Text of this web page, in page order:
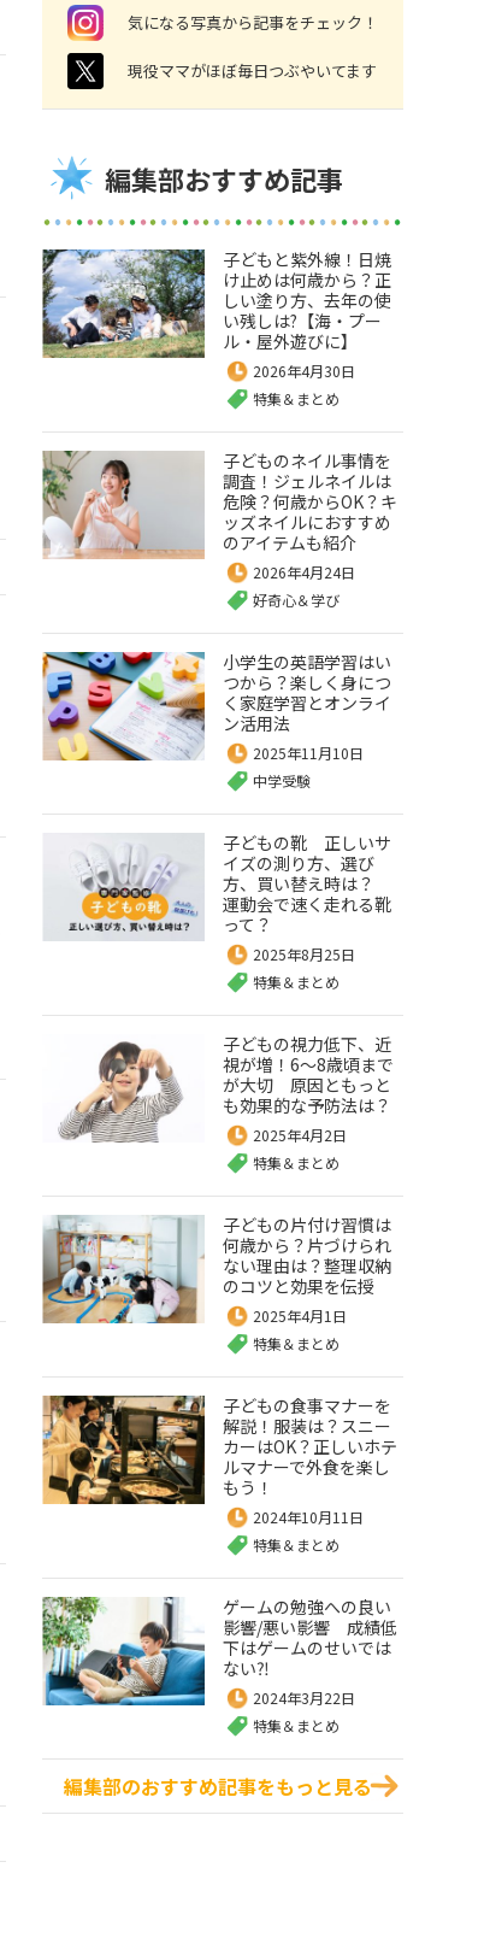
instagram 気になる写真から記事をチェック！
twitter 現役ママがほぼ毎日つぶやいてます
編集部おすすめ記事
子どもと紫外線！日焼
け止めは何歳から？正
しい塗り方、去年の使
い残しは?【海・プー
ル・屋外遊びに】
2026年4月30日
特集＆まとめ
子どものネイル事情を
調査！ジェルネイルは
危険？何歳からOK？キ
ッズネイルにおすすめ
のアイテムも紹介
2026年4月24日
好奇心＆学び
小学生の英語学習はい
つから？楽しく身につ
く家庭学習とオンライ
ン活用法
2025年11月10日
中学受験
子どもの靴 正しいサ
イズの測り方、選び
方、買い替え時は？
運動会で速く走れる靴
って？
2025年8月25日
特集＆まとめ
子どもの視力低下、近
視が増！6～8歳頃まで
が大切 原因ともっと
も効果的な予防法は？
2025年4月2日
特集＆まとめ
子どもの片付け習慣は
何歳から？片づけられ
ない理由は？整理収納
のコツと効果を伝授
2025年4月1日
特集＆まとめ
子どもの食事マナーを
解説！服装は？スニー
カーはOK？正しいホテ
ルマナーで外食を楽し
もう！
2024年10月11日
特集＆まとめ
ゲームの勉強への良い
影響/悪い影響 成績低
下はゲームのせいでは
ない⁈
2024年3月22日
特集＆まとめ
編集部のおすすめ記事をもっと見る